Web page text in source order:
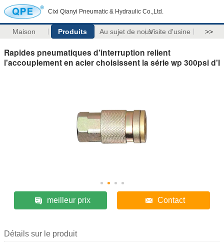
Cixi Qianyi Pneumatic & Hydraulic Co.,Ltd.
Maison Produits Au sujet de nousVisite d'usine >>
Rapides pneumatiques d'interruption relient
l'accouplement en acier choisissent la série wp 300psi d'I
meilleur prix Contact
Détails sur le produit